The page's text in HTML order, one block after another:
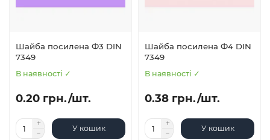
Шайба посилена Ф3 DIN
7349
В наявності ✓
0.20 грн./шт.
У кошик
Шайба посилена Ф4 DIN
7349
В наявності ✓
0.38 грн./шт.
У кошик